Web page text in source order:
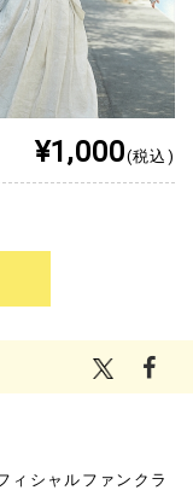
¥1,000(税込)
ィシャルファンクラ